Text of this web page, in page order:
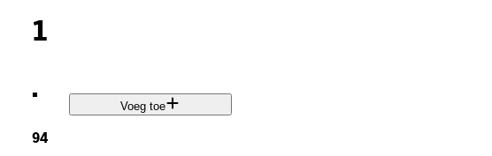
1
.
94
Voeg toe